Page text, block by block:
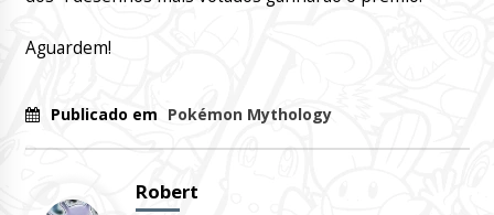
Aguardem!
Publicado em Pokémon Mythology
Robert